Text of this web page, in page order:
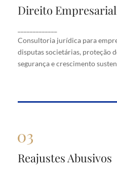
Direito Empresarial
Consultoria jurídica para
disputas societárias, proteção
segurança e crescimento
Direito
contratos, disputas
e direitos, garantindo
sustentável
Reajustes Abusivos
Reajustes